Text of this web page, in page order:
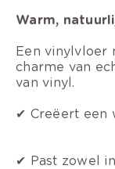
Warm,
Een vinylvloer
charme van
van vinyl.
✔ Creëert een
✔ Past zowel